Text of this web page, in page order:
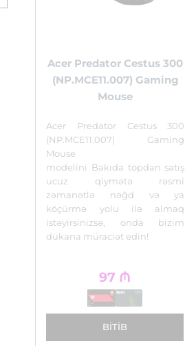
Acer Predator Cestus 300
(NP.MCE11.007) Gaming
Mouse
Acer Predator Cestus 300
(NP.MCE11.007) Gaming
Mouse
modelini Bakıda topdan satış
ucuz qiymətə rəsmi
zəmanətlə nəğd və ya
köçürmə yolu ilə almaq
istəyirsinizsə, onda bizim
dükana müraciət edin!
97 ₼
BITIB